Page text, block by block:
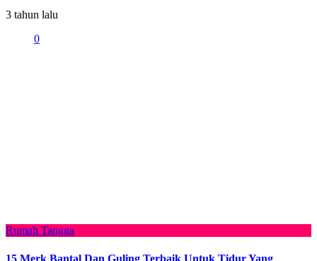
3 tahun lalu
0
Rumah Tangga
15 Merk Bantal Dan Guling Terbaik Untuk Tidur Yang